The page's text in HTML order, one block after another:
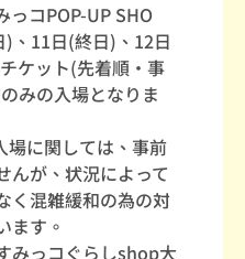
コPOP-UP SHO
、11日(終日)、12日
ケット(先着順・事
みの入場となりま
場に関しては、事前
んが、状況によって
く混雑緩和の為の対
ます。
みっコぐらしshop大